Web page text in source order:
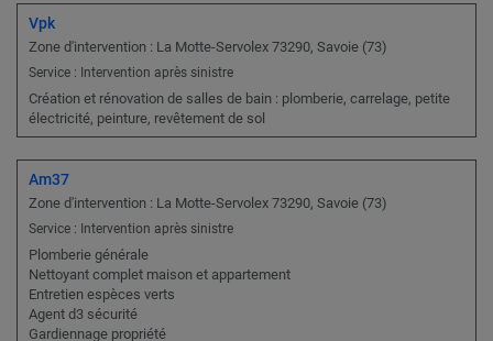
Vpk
Zone d'intervention : La Motte-Servolex 73290, Savoie (73)
Service : Intervention après sinistre
Création et rénovation de salles de bain : plomberie, carrelage, petite
électricité, peinture, revêtement de sol
Am37
Zone d'intervention : La Motte-Servolex 73290, Savoie (73)
Service : Intervention après sinistre
Plomberie générale
Nettoyant complet maison et appartement
Entretien espèces verts
Agent d3 sécurité
Gardiennage propriété